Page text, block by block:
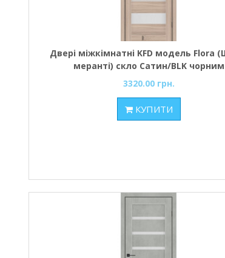
Двері міжкімнатні KFD модель Flora
меранті) скло Сатин/BLK чорним
3320.00 грн.
КУПИТИ